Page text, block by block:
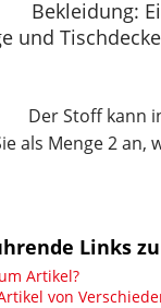
Bekleidung:
und
Der Stoff kann
als Menge 2
Links
Artikel?
von